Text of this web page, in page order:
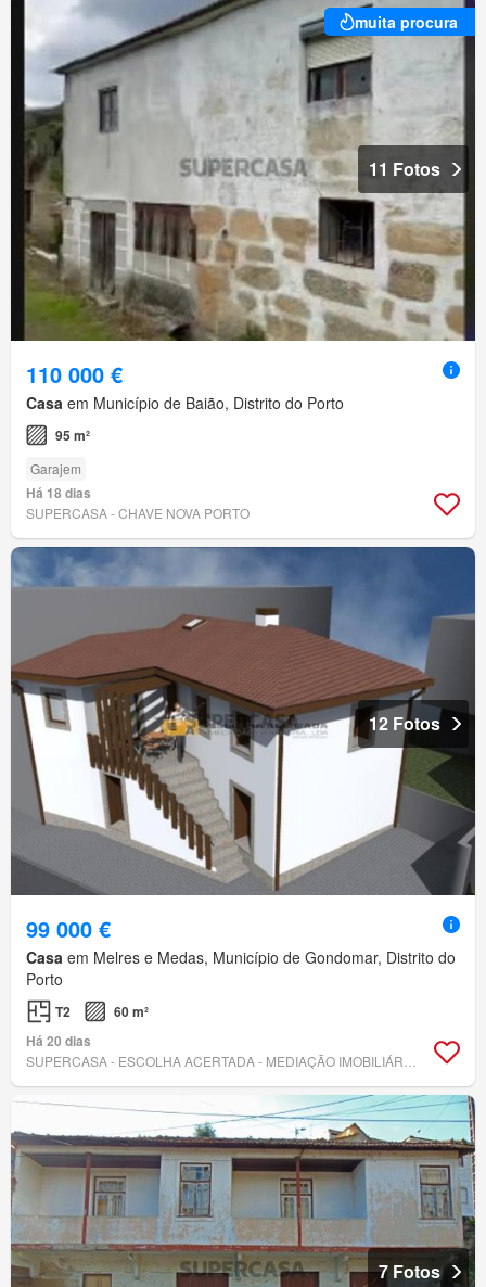
muita procura
11 Fotos
110 000 €
Casa em Município de Baião, Distrito do Porto
95 m²
Garajem
Há 18 dias
SUPERCASA - CHAVE NOVA PORTO
12 Fotos
99 000 €
Casa em Melres e Medas, Município de Gondomar, Distrito do
Porto
T2
60 m²
Há 20 dias
7 Fotos